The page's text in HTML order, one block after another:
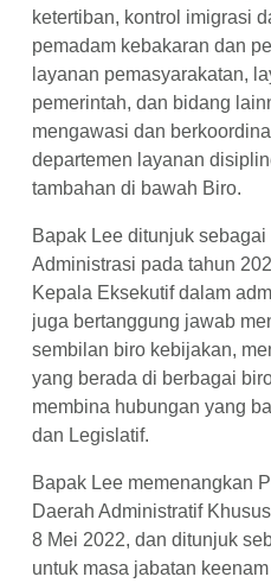
ketertiban, kontrol imigrasi
pemadam kebakaran dan
layanan pemasyarakatan,
pemerintah, dan bidang
mengawasi dan
departemen layanan
tambahan di bawah Biro.
Bapak Lee ditunjuk
Administrasi pada tahun
Kepala Eksekutif dalam
juga bertanggung jawab
sembilan biro kebijakan,
yang berada di berbagai
membina hubungan yang
dan Legislatif.
Bapak Lee memenangkan
Daerah Administratif
8 Mei 2022, dan ditunjuk
untuk masa jabatan